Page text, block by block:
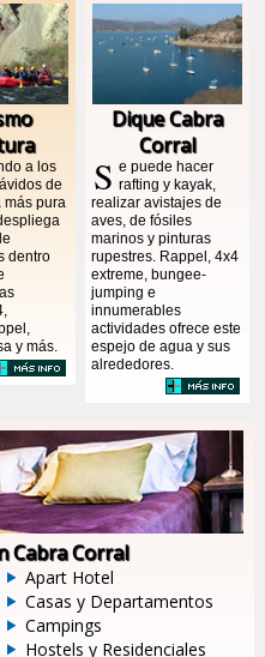
a los
de
más pura
dentro
y más.
Dique Cabra
Corral
S e puede hacer
rafting y kayak,
realizar avistajes de
aves, de fósiles
marinos y pinturas
rupestres. Rappel, 4x4
extreme, bungee-
jumping e
innumerables
actividades ofrece este
espejo de agua y sus
alrededores.
Cabra Corral
Apart Hotel
Casas y Departamentos
Campings
Hostels y Residenciales